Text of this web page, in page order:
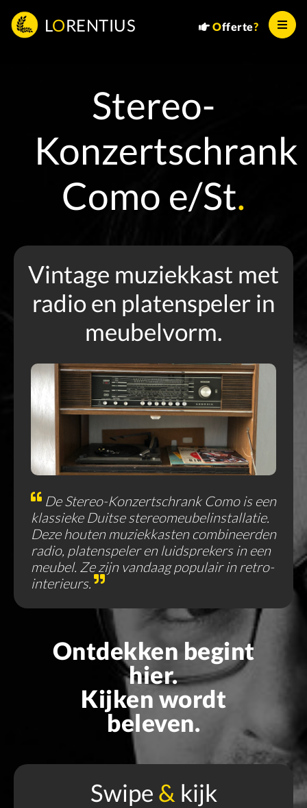
L ORENTIUS Offerte?
Stereo-
Konzertschrank
Como e/St.
Vintage muziekkast met
radio en platenspeler in
meubelvorm.
De Stereo-Konzertschrank Como is een
klassieke Duitse stereomeubelinstallatie.
Deze houten muziekkasten combineerden
radio, platenspeler en luidsprekers in een
meubel. Ze zijn vandaag populair in retro-
interieurs.
Ontdekken begint
hier.
Kijken wordt
beleven.
Swipe & kijk